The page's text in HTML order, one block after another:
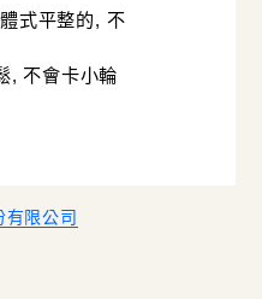
式平整的, 不
, 不會卡小輪
有限公司